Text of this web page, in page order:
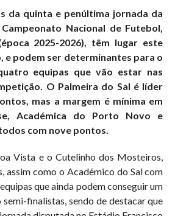
da quinta e penúltima jornada da
Nacional de Futebol,
2025-2026), têm lugar este
e podem ser determinantes para o
equipas que vão estar nas
O Palmeira do Sal é líder
mas a margem é mínima em
Académica do Porto Novo e
com nove pontos.
Vista e o Cutelinho dos Mosteiros,
assim como o Académico do Sal com
que ainda podem conseguir um
finalistas, sendo de destacar que